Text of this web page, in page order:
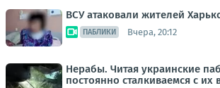
ВСУ атаковали жителей
ПАБЛИКИ Вчера, 20:12
Нерабы. Читая украинские
постоянно сталкиваемся с